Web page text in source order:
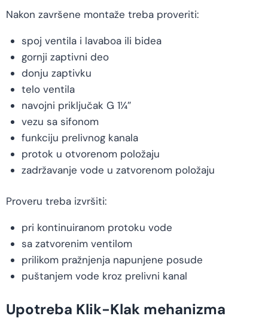
Nakon završene montaže treba proveriti:
spoj ventila i lavaboa ili bidea
gornji zaptivni deo
donju zaptivku
telo ventila
navojni priključak G 1¼″
vezu sa sifonom
funkciju prelivnog kanala
protok u otvorenom položaju
zadržavanje vode u zatvorenom položaju
Proveru treba izvršiti:
pri kontinuiranom protoku vode
sa zatvorenim ventilom
prilikom pražnjenja napunjene posude
puštanjem vode kroz prelivni kanal
Upotreba Klik-Klak mehanizma